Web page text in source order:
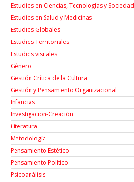
Estudios en Ciencias, Tecnologías y Sociedad
Estudios en Salud y Medicinas
Estudios Globales
Estudios Territoriales
Estudios visuales
Género
Gestión Crítica de la Cultura
Gestión y Pensamiento Organizacional
Infancias
Investigación-Creación
Łiteratura
Metodología
Pensamiento Estético
Pensamiento Político
Psicoanálisis